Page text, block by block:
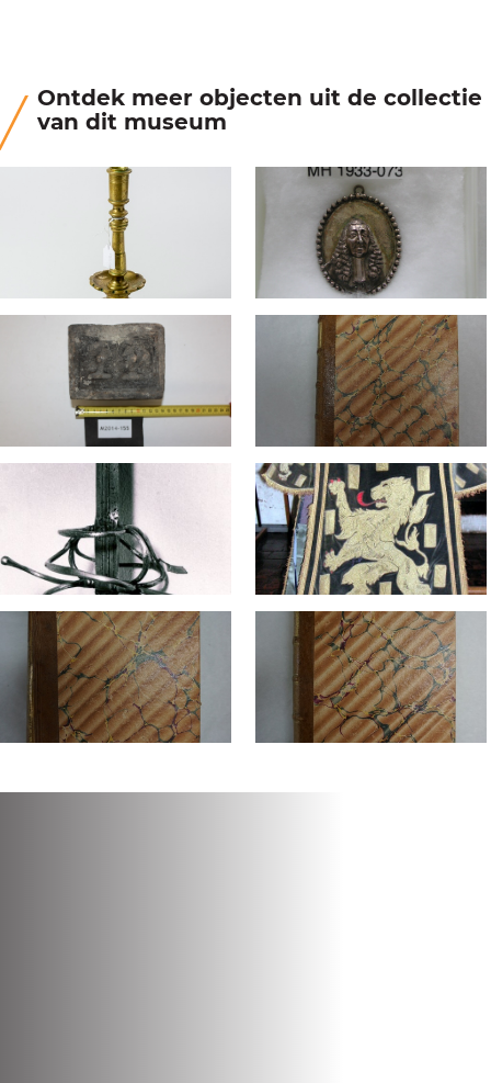
Ontdek meer objecten uit de collectie
van dit museum